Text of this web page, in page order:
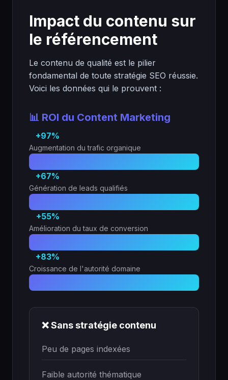
Impact du contenu sur
le référencement
Le contenu de qualité est le pilier
fondamental de toute stratégie SEO réussie.
Voici les données qui le prouvent :
📊 ROI du Content Marketing
Augmentation du trafic organique
+97%
Génération de leads qualifiés
+67%
Amélioration du taux de conversion
+55%
Croissance de l'autorité domaine
+83%
❌ Sans stratégie contenu
Peu de pages indexées
Faible autorité thématique